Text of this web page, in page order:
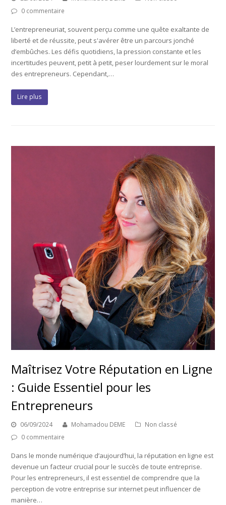
0 commentaire
L’entrepreneuriat, souvent perçu comme une quête exaltante de
liberté et de réussite, peut s'avérer être un parcours jonché
d’embûches. Les défis quotidiens, la pression constante et les
incertitudes peuvent, petit à petit, peser lourdement sur le moral
des entrepreneurs. Cependant,…
Lire plus
Maîtrisez Votre Réputation en Ligne
: Guide Essentiel pour les
Entrepreneurs
06/09/2024 Mohamadou DEME
Non classé
0 commentaire
Dans le monde numérique d’aujourd’hui, la réputation en ligne est
devenue un facteur crucial pour le succès de toute entreprise.
Pour les entrepreneurs, il est essentiel de comprendre que la
perception de votre entreprise sur internet peut influencer de
manière…